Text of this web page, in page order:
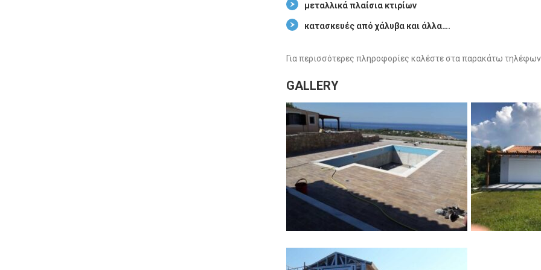
μεταλλικά πλαίσια κτιρίων
κατασκευές από χάλυβα και άλλα….
Για περισσότερες πληροφορίες καλέστε στα παρακάτω
GALLERY